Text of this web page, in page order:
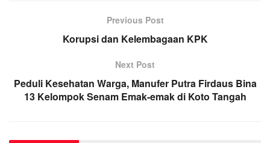
Previous Post
Korupsi dan Kelembagaan KPK
Next Post
Peduli Kesehatan Warga, Manufer Putra Firdaus Bina
13 Kelompok Senam Emak-emak di Koto Tangah